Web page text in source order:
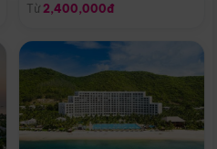
Từ 2,400,000đ